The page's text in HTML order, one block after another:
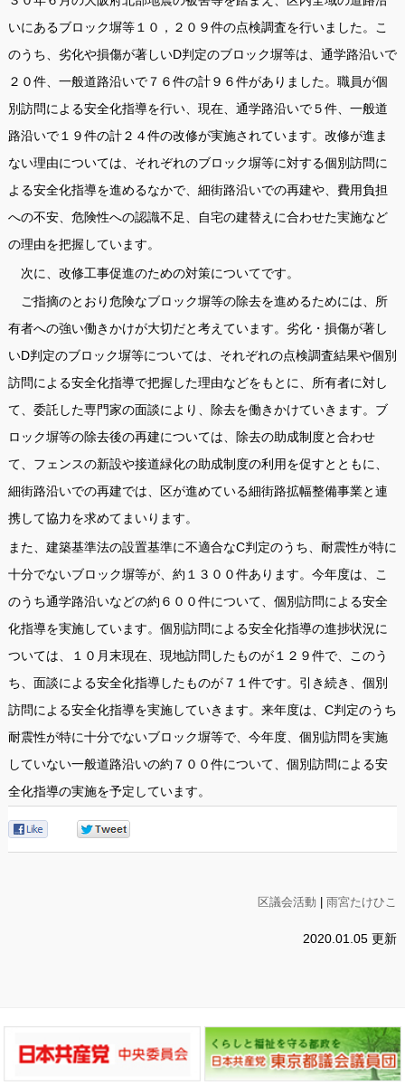
いにあるブロック塀等１０，２０９件の点検調査を行いました。こ
のうち、劣化や損傷が著しいD判定のブロック塀等は、通学路沿いで
２０件、一般道路沿いで７６件の計９６件がありました。職員が個
別訪問による安全化指導を行い、現在、通学路沿いで５件、一般道
路沿いで１９件の計２４件の改修が実施されています。改修が進ま
ない理由については、それぞれのブロック塀等に対する個別訪問に
よる安全化指導を進めるなかで、細街路沿いでの再建や、費用負担
への不安、危険性への認識不足、自宅の建替えに合わせた実施など
の理由を把握しています。
次に、改修工事促進のための対策についてです。
ご指摘のとおり危険なブロック塀等の除去を進めるためには、所
有者への強い働きかけが大切だと考えています。劣化・損傷が著し
いD判定のブロック塀等については、それぞれの点検調査結果や個別
訪問による安全化指導で把握した理由などをもとに、所有者に対し
て、委託した専門家の面談により、除去を働きかけていきます。ブ
ロック塀等の除去後の再建については、除去の助成制度と合わせ
て、フェンスの新設や接道緑化の助成制度の利用を促すとともに、
細街路沿いでの再建では、区が進めている細街路拡幅整備事業と連
携して協力を求めてまいります。
また、建築基準法の設置基準に不適合なC判定のうち、耐震性が特に
十分でないブロック塀等が、約１３００件あります。今年度は、こ
のうち通学路沿いなどの約６００件について、個別訪問による安全
化指導を実施しています。個別訪問による安全化指導の進捗状況に
ついては、１０月末現在、現地訪問したものが１２９件で、このう
ち、面談による安全化指導したものが７１件です。引き続き、個別
訪問による安全化指導を実施していきます。来年度は、C判定のうち
耐震性が特に十分でないブロック塀等で、今年度、個別訪問を実施
していない一般道路沿いの約７００件について、個別訪問による安
全化指導の実施を予定しています。
区議会活動 |雨宮たけひこ
2020.01.05 更新